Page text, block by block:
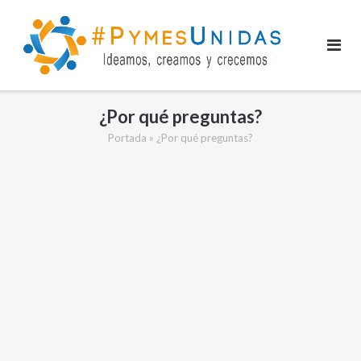
contenido
¿Por qué preguntas?
Portada » ¿Por qué preguntas?